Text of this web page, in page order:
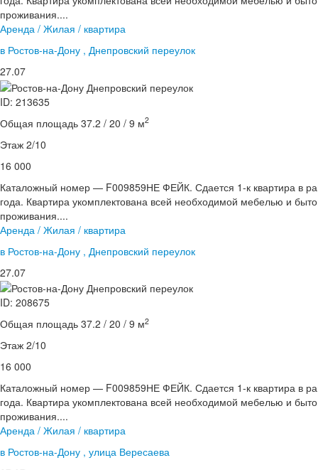
проживания....
Аренда / Жилая / квартира
в Ростов-на-Дону , Днепровский переулок
27.07
ID: 213635
Общая площадь 37.2 / 20 / 9 м2
Этаж 2/10
16 000
Каталожный номер — F009859НЕ ФЕЙК. Сдается 1-к квартира в
года. Квартира укомплектована всей необходимой мебелью и
проживания....
Аренда / Жилая / квартира
в Ростов-на-Дону , Днепровский переулок
27.07
ID: 208675
Общая площадь 37.2 / 20 / 9 м2
Этаж 2/10
16 000
Каталожный номер — F009859НЕ ФЕЙК. Сдается 1-к квартира в
года. Квартира укомплектована всей необходимой мебелью и
проживания....
Аренда / Жилая / квартира
в Ростов-на-Дону , улица Вересаева